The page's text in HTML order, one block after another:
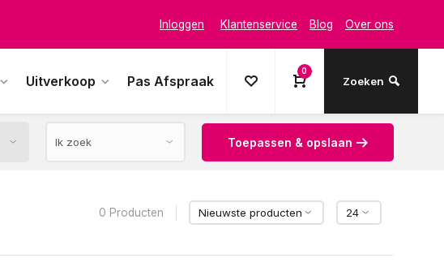
Inloggen Klantenservice Blog Over ons
Uitverkoop Pas Afspraak
0
Zoeken
Toepassen & opslaan
0 Producten